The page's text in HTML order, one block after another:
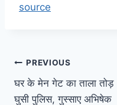
source
Post
navigation
PREVIOUS
घर के मेन गेट का ताला तोड़
घुसी पुलिस, गुस्साए अभिषेक